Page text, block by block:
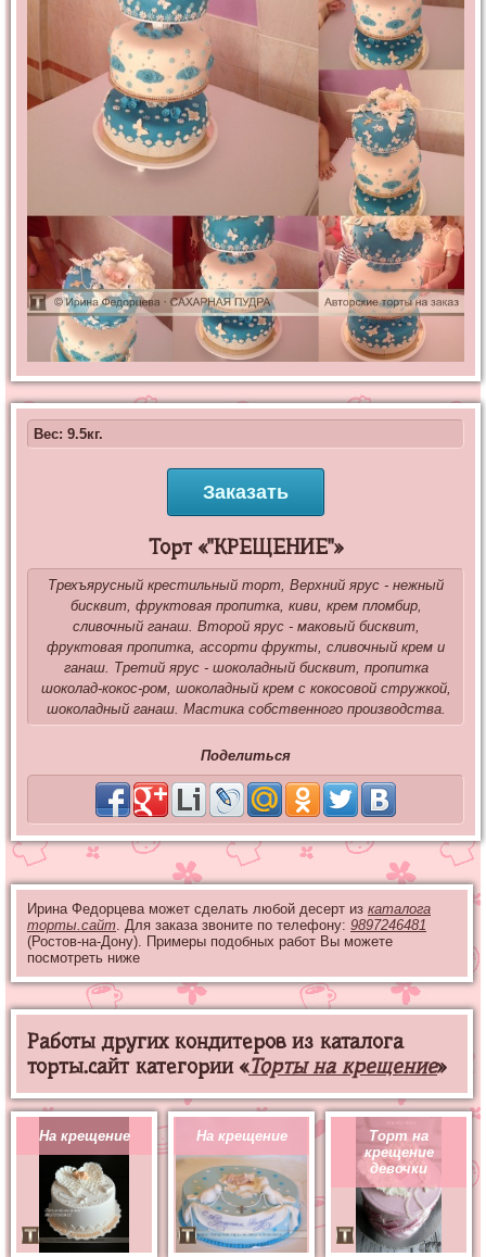
Вес: 9.5кг.
Заказать
Торт «"КРЕЩЕНИЕ"»
Трехъярусный крестильный торт, Верхний ярус - нежный
бисквит, фруктовая пропитка, киви, крем пломбир,
сливочный ганаш. Второй ярус - маковый бисквит,
фруктовая пропитка, ассорти фрукты, сливочный крем и
ганаш. Третий ярус - шоколадный бисквит, пропитка
шоколад-кокос-ром, шоколадный крем с кокосовой стружкой,
шоколадный ганаш. Мастика собственного производства.
Поделиться
Ирина Федорцева может сделать любой десерт из каталога
торты.сайт. Для заказа звоните по телефону: 9897246481
(Ростов-на-Дону). Примеры подобных работ Вы можете
посмотреть ниже
Работы других кондитеров из каталога
торты.сайт категории «Торты на крещение»
На крещение На крещение
Торт на
крещение
девочки